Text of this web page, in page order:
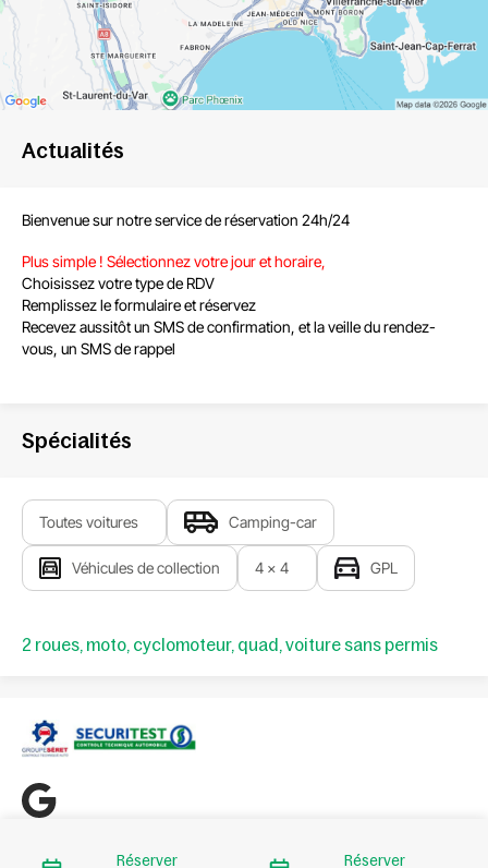
Actualités
Bienvenue sur notre service de réservation 24h/24
Plus simple ! Sélectionnez votre jour et horaire,
Choisissez votre type de RDV
Remplissez le formulaire et réservez
Recevez aussitôt un SMS de confirmation, et la veille du rendez-
vous, un SMS de rappel
Spécialités
Toutes voitures Camping-car
Véhicules de collection 4 x 4 GPL
2 roues, moto, cyclomoteur, quad, voiture sans permis
Réserver Réserver